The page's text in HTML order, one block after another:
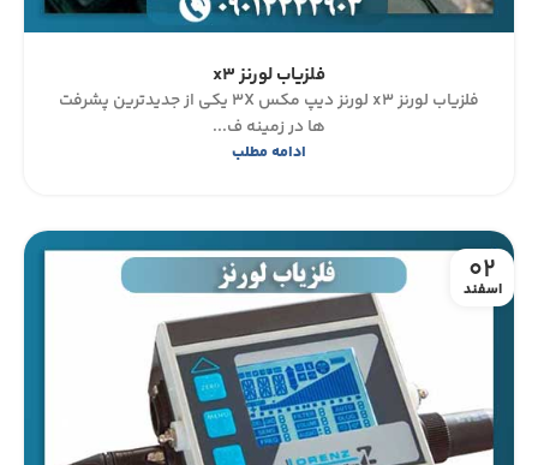
فلزیاب لورنز x3
فلزیاب لورنز x3 لورنز دیپ مکس ۳X یکی از جدیدترین پشرفت
ها در زمینه ‌ف...
ادامه مطلب
02
اسفند